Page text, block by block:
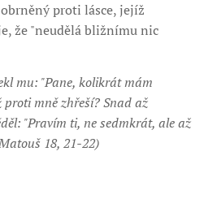
proti lásce, jejíž
že "neudělá bližnímu nic
mu: "Pane, kolikrát mám
mně zhřeší? Snad až
"Pravím ti, ne sedmkrát, ale až
18, 21-22)